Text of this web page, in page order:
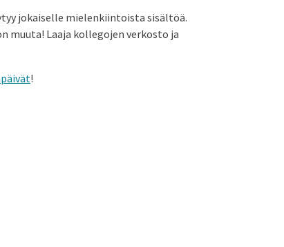
jokaiselle mielenkiintoista sisältöä.
muuta! Laaja kollegojen verkosto ja
!